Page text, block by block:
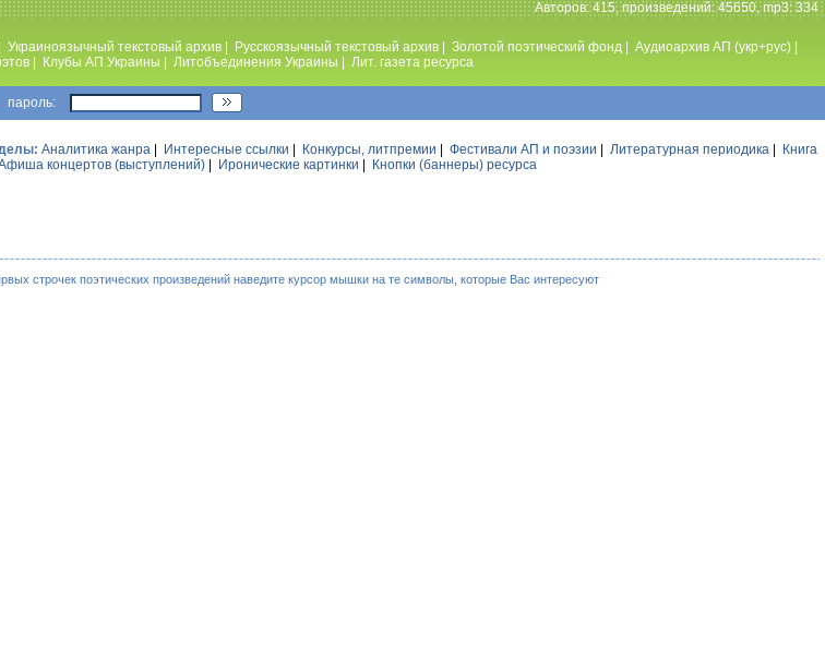
Авторов: 415, произведений: 45650, mp3: 334
Украиноязычный текстовый архив Русскоязычный текстовый архив Золотой поэтический фонд Аудиоархив АП (укр+рус)
Клубы АП Украины Литобъединения Украины Лит. газета ресурса
пароль:
Аналитика жанра Интересные ссылки Конкурсы, литпремии Фестивали АП и поэзии Литературная периодика
Книга
концертов (выступлений) Иронические картинки Кнопки (баннеры) ресурса
строчек поэтических произведений наведите курсор мышки на те символы, которые Вас интересуют